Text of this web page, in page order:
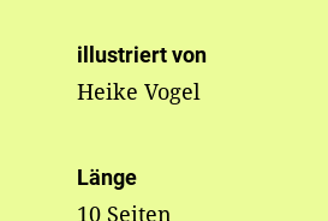
illustriert von
Heike Vogel
Länge
10 Seiten